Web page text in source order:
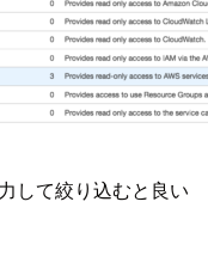
して絞り込むと良い